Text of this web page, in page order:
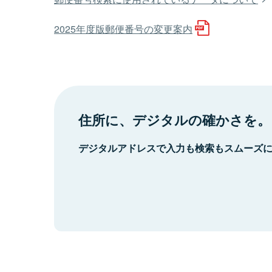
2025年度版郵便番号の変更案内
住所に、デジタルの確かさを。
デジタルアドレスで入力も検索もスムーズ